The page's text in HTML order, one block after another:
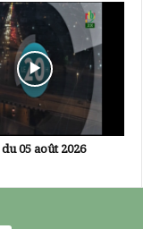
05 août 2026